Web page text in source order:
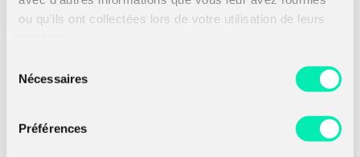
ou qu'ils ont collectées lors de votre utilisation de leurs
Nécessaires
Préférences